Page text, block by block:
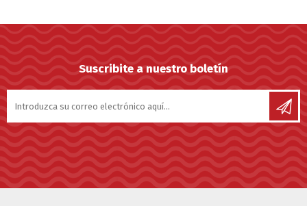
Suscribite a nuestro boletín